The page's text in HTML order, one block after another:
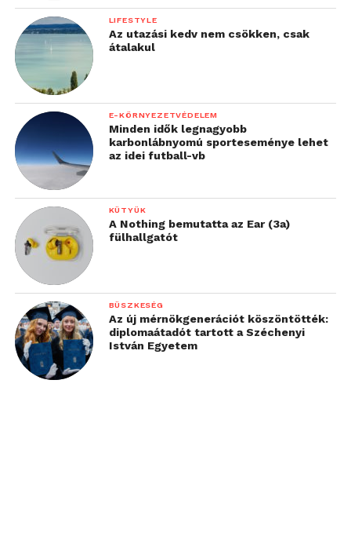
LIFESTYLE
Az utazási kedv nem csökken, csak
átalakul
E-KÖRNYEZETVÉDELEM
Minden idők legnagyobb
karbonlábnyomú sporteseménye lehet
az idei futball-vb
KÜTYÜK
A Nothing bemutatta az Ear (3a)
fülhallgatót
BÜSZKESÉG
Az új mérnökgenerációt köszöntötték:
diplomaátadót tartott a Széchenyi
István Egyetem